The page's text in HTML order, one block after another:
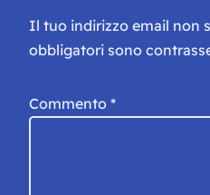
Il tuo indirizzo email non
obbligatori sono
Commento *